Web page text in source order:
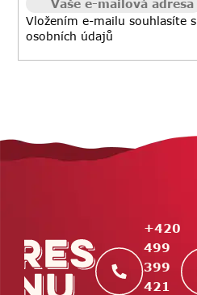
Vložením e-mailu souhlasíte s
osobních údajů
Z
á
+420
499
399
421